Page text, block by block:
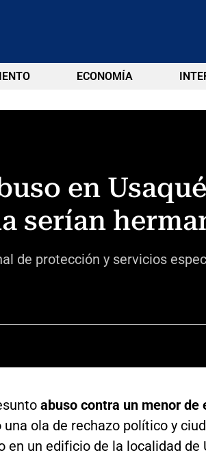
ECONOMÍA
en
serían
de protección y servicios
abuso contra un menor de
una ola de rechazo político y
en un edificio de la localidad de